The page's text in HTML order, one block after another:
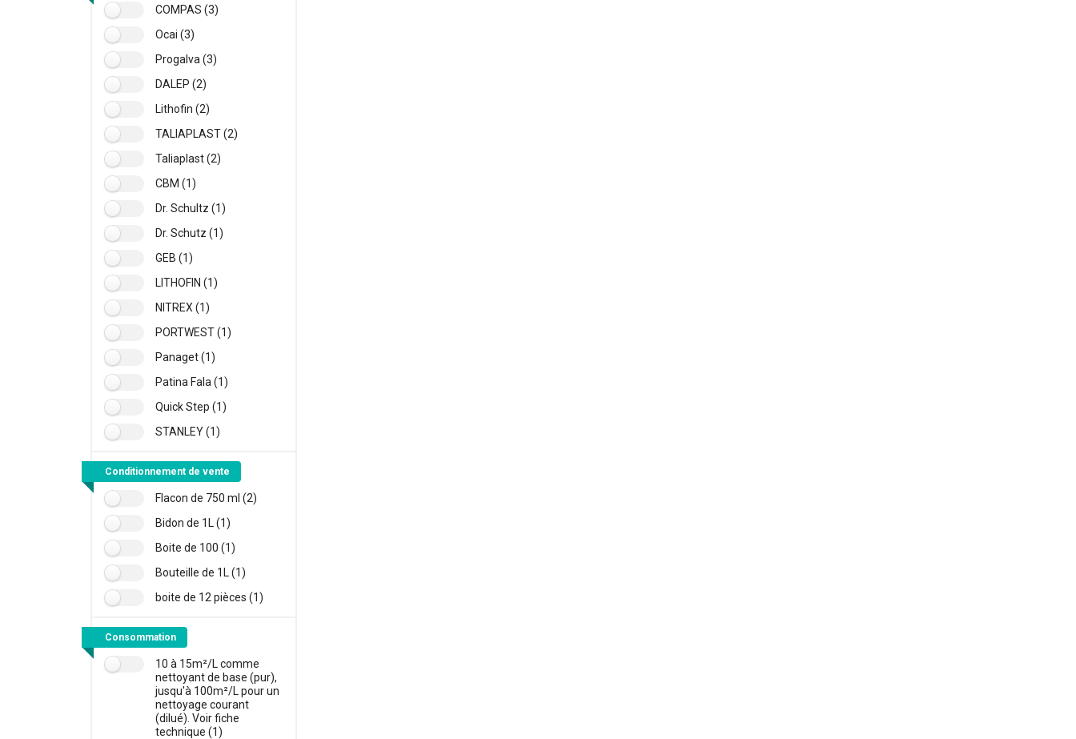
COMPAS (3)
Ocai (3)
Progalva (3)
DALEP (2)
Lithofin (2)
TALIAPLAST (2)
Taliaplast (2)
CBM (1)
Dr. Schultz (1)
Dr. Schutz (1)
GEB (1)
LITHOFIN (1)
NITREX (1)
PORTWEST (1)
Panaget (1)
Patina Fala (1)
Quick Step (1)
STANLEY (1)
Conditionnement de vente
Flacon de 750 ml (2)
Bidon de 1L (1)
Boite de 100 (1)
Bouteille de 1L (1)
boite de 12 pièces (1)
Consommation
10 à 15m²/L comme
nettoyant de base (pur),
jusqu'à 100m²/L pour un
nettoyage courant
(dilué). Voir fiche
technique (1)